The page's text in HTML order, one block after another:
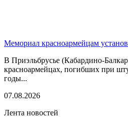
Мемориал красноармейцам
В Приэльбрусье (Кабардино-
красноармейцах, погибших при
годы...
07.08.2026
Лента новостей